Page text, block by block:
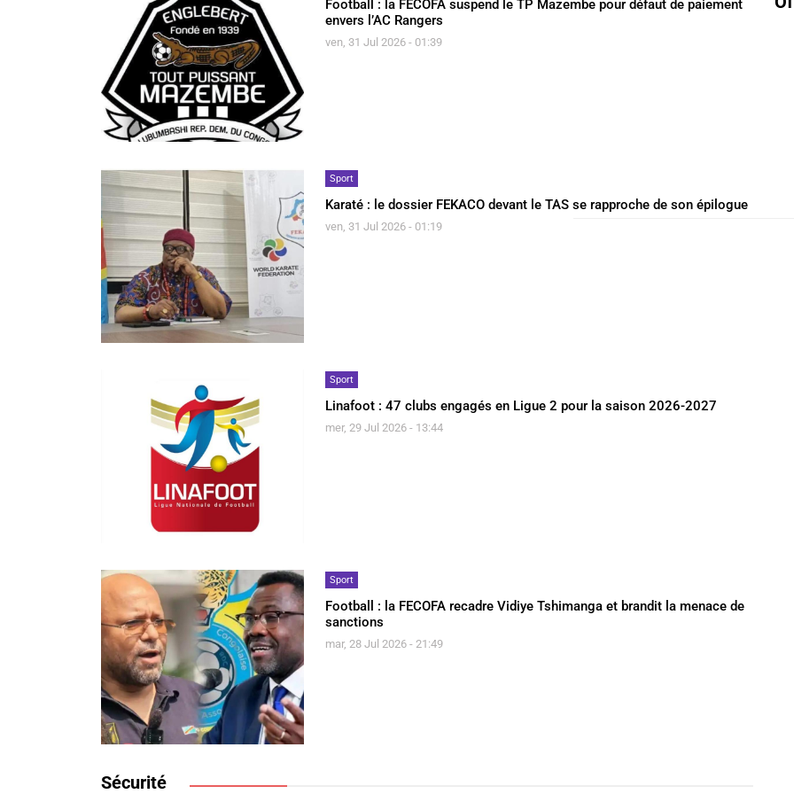
Football : la FECOFA suspend le TP Mazembe pour défaut de paiement
envers l’AC Rangers
ven, 31 Jul 2026 - 01:39
Sport
Karaté : le dossier FEKACO devant le TAS se rapproche de son épilogue
ven, 31 Jul 2026 - 01:19
Sport
Linafoot : 47 clubs engagés en Ligue 2 pour la saison 2026-2027
mer, 29 Jul 2026 - 13:44
Sport
Football : la FECOFA recadre Vidiye Tshimanga et brandit la menace de
sanctions
mar, 28 Jul 2026 - 21:49
Sécurité